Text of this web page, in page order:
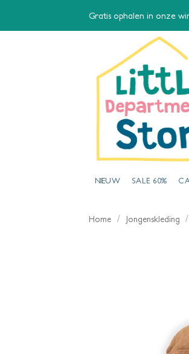
Gratis ophalen in onze
NIEUW SALE 60%
Home / Jongenskleding /